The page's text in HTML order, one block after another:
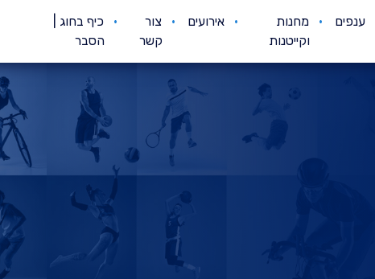
ענפים
מחנות
וקייטנות
אירועים
צור
קשר
כיף בחוג |
הסבר